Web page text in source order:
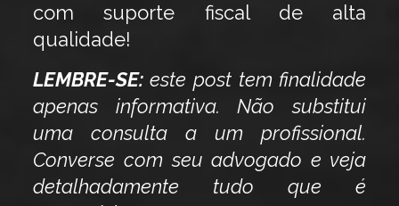
com suporte fiscal de alta
qualidade!
LEMBRE-SE:este post tem finalidade
apenas informativa. Não substitui
uma consulta a um profissional.
Converse com seu advogado e veja
detalhadamente tudo que é